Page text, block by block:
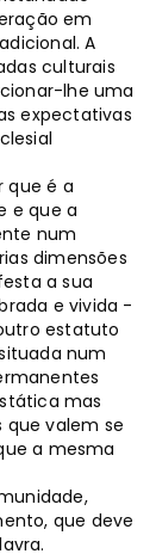
em
A
culturais
lhe uma
expectativas
que é a
e que a
num
dimensões
a sua
e vivida -
estatuto
num
mas
valem se
a mesma
que deve